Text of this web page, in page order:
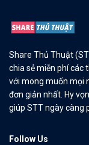
Share Thủ Thuật
chia sẻ miễn phí các
với mong muốn mọi
đơn giản nhất. Hy
giúp STT ngày càng
Follow Us